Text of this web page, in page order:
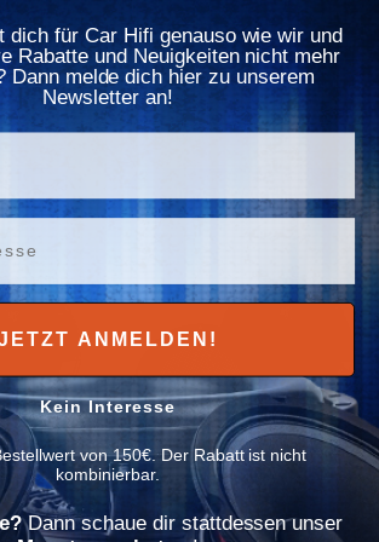
HiFonics BRX42
Normaler Preis
59,00€
Verfügbar
dich für Car Hifi genauso wie wir und
Rabatte und Neuigkeiten nicht mehr
Dann melde dich hier zu unserem
Newsletter an!
ANMELDEN!
Kein Interesse
von 150€. Der Rabatt ist nicht
kombinierbar.
Dann schaue dir stattdessen unser